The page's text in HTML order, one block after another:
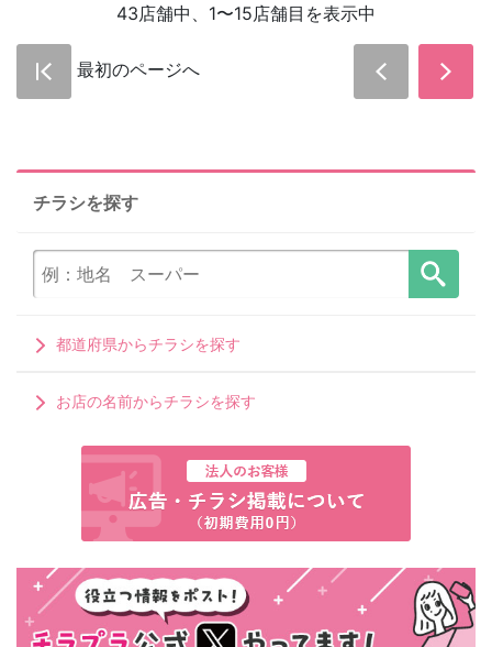
43店舗中、1〜15店舗目を表示中
最初のページへ
チラシを探す
都道府県からチラシを探す
お店の名前からチラシを探す